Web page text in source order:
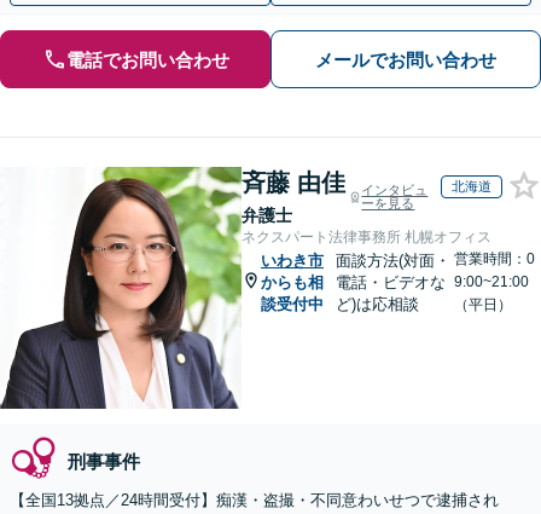
電話でお問い合わせ メールでお問い合わせ
斉藤 由佳
弁護士
インタビュ
ーを見る
北海道
ネクスパート法律事務所 札幌オフィス
いわき市
からも相
談受付中
面談方法(対面・
電話・ビデオな
ど)は応相談
営業時間：0
9:00~21:00
（平日）
刑事事件
【全国13拠点／24時間受付】痴漢・盗撮・不同意わいせつで逮捕され